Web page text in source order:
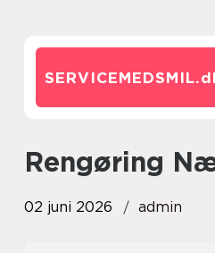
SERVICEMEDSMIL.
Rengøring
02 juni 2026 admin